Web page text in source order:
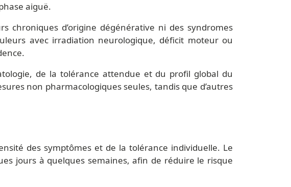
aiguë.
chroniques d’origine dégénérative ni des syndromes
avec irradiation neurologique, déficit moteur ou
de la tolérance attendue et du profil global du
non pharmacologiques seules, tandis que d’autres
des symptômes et de la tolérance individuelle. Le
jours à quelques semaines, afin de réduire le risque